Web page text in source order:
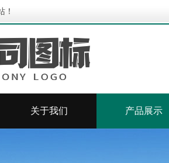
！
关于我们 产品展示